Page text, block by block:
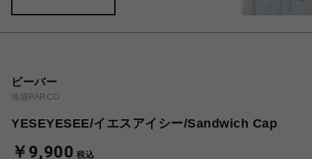
ビーバー
池袋PARCO
YESEYESEE/イエスアイシー/Sandwich Cap
￥9,900 税込